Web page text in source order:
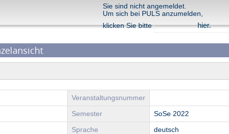
Sie sind nicht angemeldet.
Um sich bei PULS anzumelden,
klicken Sie bitte
hier.
Veranstaltungsnummer
Semester SoSe 2022
Sprache deutsch